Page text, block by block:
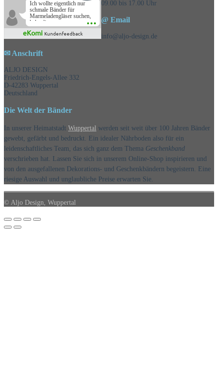
Ich wollte eigentlich nur
schmale Bänder für
Marmeladengläser suchen,
habe die
Überraschungsbänder
mitbestellt und war positiv
eKomi Kundenfeedback
09.00 bis 17.00 Uhr
@ Email
info@aljo-design.de
✉ Anschrift
ALJO DESIGN
Friedrich-Engels-Allee 332
D-42283 Wuppertal
Deutschland
Die Welt der Bänder
In unserer Heimatstadt Wuppertal werden seit weit über 100 Jahren Bänder
gewebt, gefärbt und bedruckt. Ein idealer Nährboden also für ein
leidenschaftliches Team, das sich ganz dem Thema Geschenkband
verschrieben hat. Lassen Sie sich in unserem Online-Shop inspirieren und
von den ausgefallenen Dekorations- und Geschenkbändern begeistern. Eine
riesige Auswahl und unglaubliche Preise erwarten Sie.
© Aljo Design, Wuppertal